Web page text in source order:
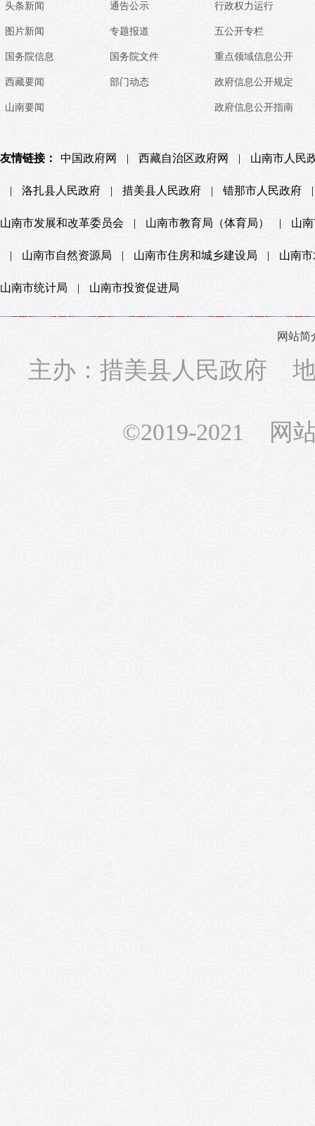
头条新闻
图片新闻
国务院信息
西藏要闻
山南要闻
通告公示
专题报道
国务院文件
部门动态
行政权力运行
五公开专栏
重点领域信息公开
政府信息公开规定
政府信息公开指南
友情链接： 中国政府网 西藏自治区政府网 山南市人民
洛扎县人民政府 措美县人民政府 错那市人民政府
山南市发展和改革委员会 山南市教育局（体育局） 山
山南市自然资源局 山南市住房和城乡建设局 山南
山南市统计局 山南市投资促进局
网站简
主办：措美县人民政府
©2019-2021 网